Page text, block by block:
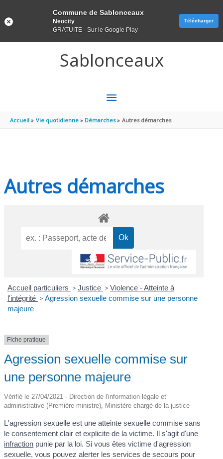
Sablonceaux
MENU
PRINCIPAL
Accueil Vie quotidienne Démarches Autres démarches
Autres démarches
Accueil particuliers > Justice > Violence - Atteinte à
l'intégrité > Agression sexuelle commise sur une personne
majeure
Fiche pratique
Agression sexuelle commise sur
une personne majeure
Vérifié le 27/04/2021 - Direction de l'information légale et
administrative (Première ministre), Ministère chargé de la justice
L'agression sexuelle est une atteinte sexuelle commise sans
le consentement clair et explicite de la victime. Il s'agit d'une
infraction punie par la loi. Si vous êtes victime d'agression
sexuelle, vous pouvez alerter les services de secours pour
Commune de Sablonceaux
Neocity
GRATUITE - Sur le Google Play
Télécharger